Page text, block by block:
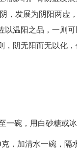
发展为阴阳两虚
温阳之品，一则
阴无阳而无以化，
碗，用白砂糖或
，加清水一碗，隔